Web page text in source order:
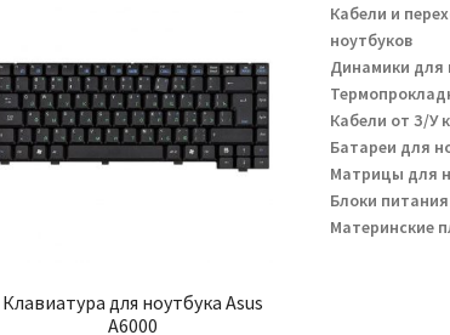
Клавиатура для ноутбука Asus
A6000
Кабели и
ноутбуков
Динамики для
Кабели от З/У
Батареи для
Матрицы для
Блоки
Материнские